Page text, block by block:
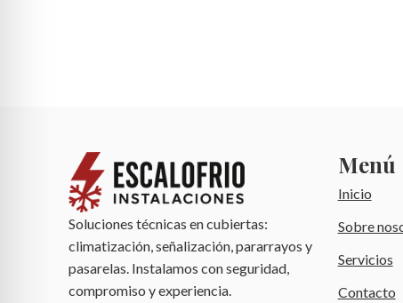
Soluciones técnicas en cubiertas:
climatización, señalización, pararrayos y
pasarelas. Instalamos con seguridad,
compromiso y experiencia.
Menú
Inicio
Sobre
Servicios
Contacto